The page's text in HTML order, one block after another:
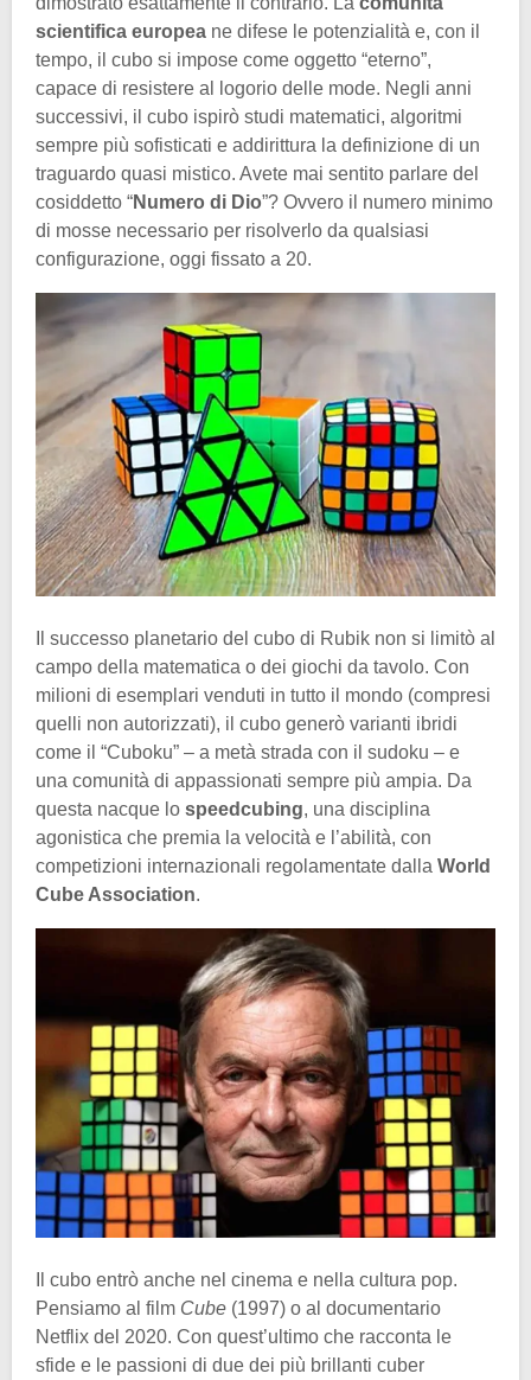
scientifica europea ne difese le potenzialità e, con il
tempo, il cubo si impose come oggetto “eterno”,
capace di resistere al logorio delle mode. Negli anni
successivi, il cubo ispirò studi matematici, algoritmi
sempre più sofisticati e addirittura la definizione di un
traguardo quasi mistico. Avete mai sentito parlare del
cosiddetto “Numero di Dio”? Ovvero il numero minimo
di mosse necessario per risolverlo da qualsiasi
configurazione, oggi fissato a 20.
Il successo planetario del cubo di Rubik non si limitò al
campo della matematica o dei giochi da tavolo. Con
milioni di esemplari venduti in tutto il mondo (compresi
quelli non autorizzati), il cubo generò varianti ibridi
come il “Cuboku” – a metà strada con il sudoku – e
una comunità di appassionati sempre più ampia. Da
questa nacque lo speedcubing, una disciplina
agonistica che premia la velocità e l’abilità, con
competizioni internazionali regolamentate dalla World
Cube Association.
Il cubo entrò anche nel cinema e nella cultura pop.
Pensiamo al film Cube (1997) o al documentario
Netflix del 2020. Con quest’ultimo che racconta le
sfide e le passioni di due dei più brillanti cuber